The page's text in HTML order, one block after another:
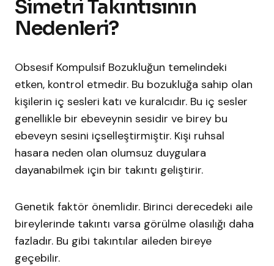
Simetri Takıntısının
Nedenleri?
Obsesif Kompulsif Bozukluğun temelindeki
etken, kontrol etmedir. Bu bozukluğa sahip olan
kişilerin iç sesleri katı ve kuralcıdır. Bu iç sesler
genellikle bir ebeveynin sesidir ve birey bu
ebeveyn sesini içselleştirmiştir. Kişi ruhsal
hasara neden olan olumsuz duygulara
dayanabilmek için bir takıntı geliştirir.
Genetik faktör önemlidir. Birinci derecedeki aile
bireylerinde takıntı varsa görülme olasılığı daha
fazladır. Bu gibi takıntılar aileden bireye
geçebilir.